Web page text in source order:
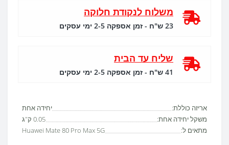
אריזה כוללת:
יחידה אחת
משקל יחידה אחת:
0.05 ק"ג
מתאים ל:
Huawei Mate 80 Pro Max 5G
משלוח לנקודת חלוקה
23 ש"ח - זמן אספקה 2-5 ימי עסקים
שליח עד הבית
41 ש"ח - זמן אספקה 2-5 ימי עסקים